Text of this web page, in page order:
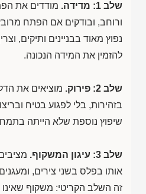
שלב 1: מדידה.
מודדים את
ורוחב, ובודקים אם הפתח
נפוץ מאוד בבניינים ותיקים,
להזמין את המידה הנכונה.
שלב 2: פירוק.
מוציאים את
בזהירות, בלי לפגוע בטיח
שיפוץ נוספת שלא הייתה
שלב 3: עיגון המשקוף.
אותו בפלס בשני צירים,
זה השלב הקריטי: משקוף שאינו